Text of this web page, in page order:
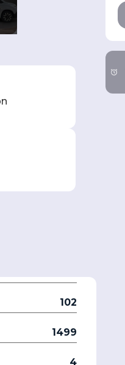
102
1499
4